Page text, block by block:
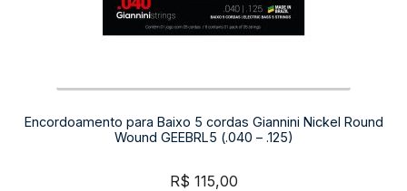
Encordoamento para Baixo 5 cordas Giannini Nickel Round
Wound GEEBRL5 (.040 – .125)
R$ 115,00